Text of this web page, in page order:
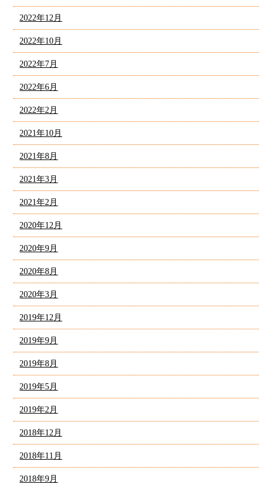
2022年12月
2022年10月
2022年7月
2022年6月
2022年2月
2021年10月
2021年8月
2021年3月
2021年2月
2020年12月
2020年9月
2020年8月
2020年3月
2019年12月
2019年9月
2019年8月
2019年5月
2019年2月
2018年12月
2018年11月
2018年9月